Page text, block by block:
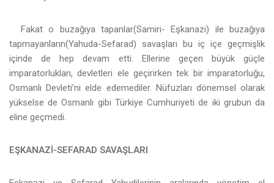
Fakat o buzağıya tapanlar(Samiri- Eşkanazi) ile buzağıya
tapmayanların(Yahuda-Sefarad) savaşları bu iç içe geçmişlik
içinde de hep devam etti. Ellerine geçen büyük güçle
imparatorlukları, devletleri ele geçirirken tek bir imparatorluğu,
Osmanlı Devleti’ni elde edemediler. Nüfuzları dönemsel olarak
yükselse de Osmanlı gibi Türkiye Cumhuriyeti de iki grubun da
eline geçmedi.
EŞKANAZİ-SEFARAD SAVAŞLARI